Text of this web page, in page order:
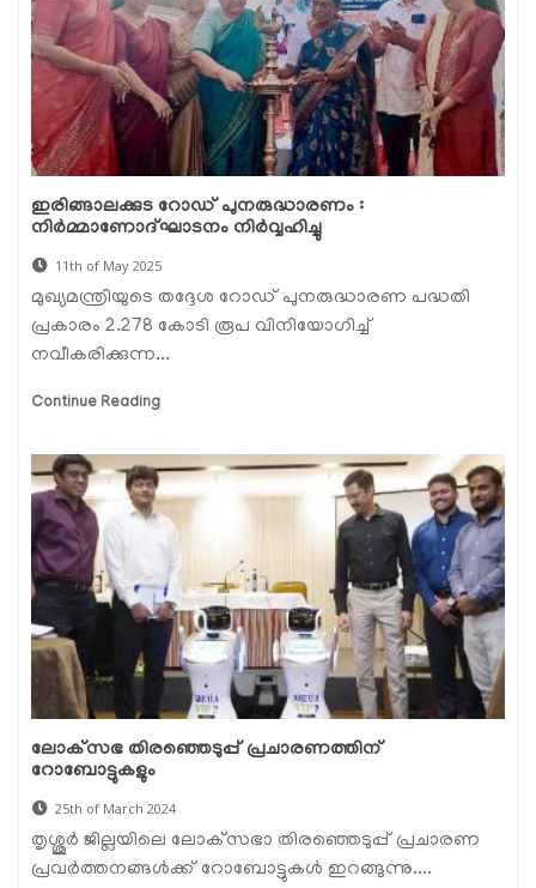
ഇരിങ്ങാലക്കുട റോഡ് പുനരുദ്ധാരണം :
നിർമ്മാണോദ്ഘാടനം നിർവ്വഹിച്ചു
11th of May 2025
മുഖ്യമന്ത്രിയുടെ തദ്ദേശ റോഡ് പുനരുദ്ധാരണ പദ്ധതി
പ്രകാരം 2.278 കോടി രൂപ വിനിയോഗിച്ച്
നവീകരിക്കുന്ന...
Continue Reading
ലോക്‌സഭ തിരഞ്ഞെടുപ്പ് പ്രചാരണത്തിന്
റോബോട്ടുകളും
25th of March 2024
തൃശ്ശൂര്‍ ജില്ലയിലെ ലോക്‌സഭാ തിരഞ്ഞെടുപ്പ് പ്രചാരണ
പ്രവര്‍ത്തനങ്ങള്‍ക്ക് റോബോട്ടുകൾ ഇറങ്ങുന്നു....